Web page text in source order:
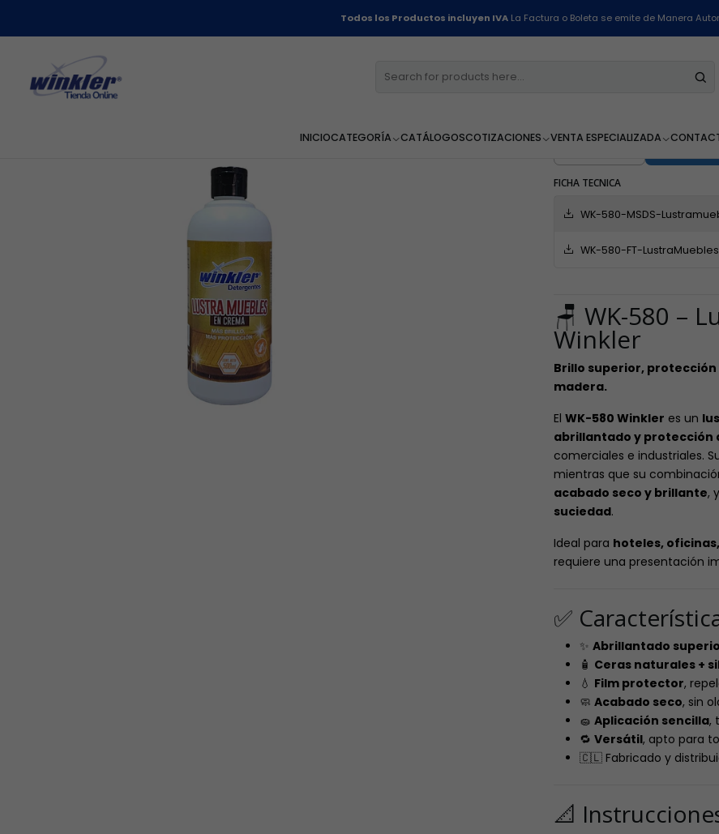
INICIOCATEGORÍA CATÁLOGOSCOTIZACIONES VENTA ESPECIALIZADA
Todos los Productos incluyen IVALa Factura o Boleta se emite de Manera
Home Línea Restaurantes Lustramueble Industrial - Wk-580 -
FICHA TECNICA
WK-580-MSDS-
WK-580-FT-
🪑 WK-580 –
Winkler
Brillo superior,
madera.
El WK-580 Winkler es un
abrillantado y protección
comerciales e industriales.
mientras que su
acabado seco y brillante,
suciedad.
Ideal para hoteles,
requiere una presentación
✅
✨ Abrillantado
🧴 Ceras naturales +
💧 Film protector,
🧼 Acabado seco, sin
🧽 Aplicación sencilla,
🔁 Versátil, apto para
🇨🇱 Fabricado y
📐